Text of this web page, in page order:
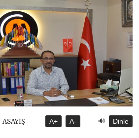
ASAYİŞ A+ A- 🔊 Dinle